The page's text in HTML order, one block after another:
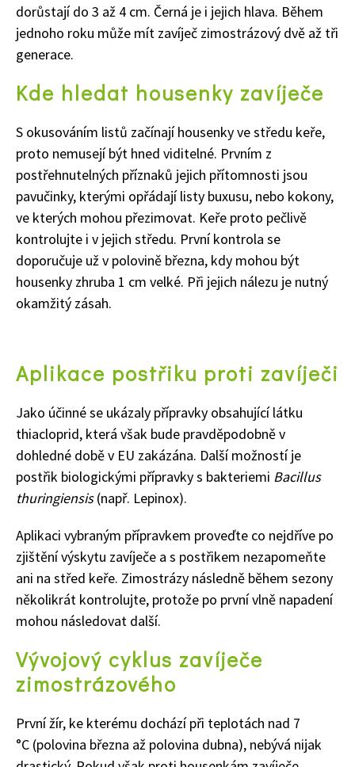
Naše krásná zahrada
dorůstají do 3 až 4 cm. Černá je i jejich hlava. Během
jednoho roku může mít zavíječ zimostrázový dvě až tři
generace.
Kde hledat housenky zavíječe
S okusováním listů začínají housenky ve středu keře,
proto nemusejí být hned viditelné. Prvním z
postřehnutelných příznaků jejich přítomnosti jsou
pavučinky, kterými opřádají listy buxusu, nebo kokony,
ve kterých mohou přezimovat. Keře proto pečlivě
kontrolujte i v jejich středu. První kontrola se
doporučuje už v polovině března, kdy mohou být
housenky zhruba 1 cm velké. Při jejich nálezu je nutný
okamžitý zásah.
Aplikace postřiku proti zavíječi
Jako účinné se ukázaly přípravky obsahující látku
thiacloprid, která však bude pravděpodobně v
dohledné době v EU zakázána. Další možností je
postřik biologickými přípravky s bakteriemi Bacillus
thuringiensis(např. Lepinox).
Aplikaci vybraným přípravkem proveďte co nejdříve po
zjištění výskytu zavíječe a s postřikem nezapomeňte
ani na střed keře. Zimostrázy následně během sezony
několikrát kontrolujte, protože po první vlně napadení
mohou následovat další.
Vývojový cyklus zavíječe
zimostrázového
První žír, ke kterému dochází při teplotách nad 7
°C (polovina března až polovina dubna), nebývá nijak